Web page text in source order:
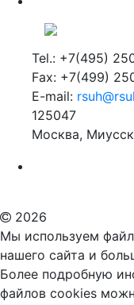
Tel.: +7(495)
Fax: +7(499)
E-mail:
125047
Москва,
2026
Мы используем
нашего сайта и
Более подробную
файлов cookies